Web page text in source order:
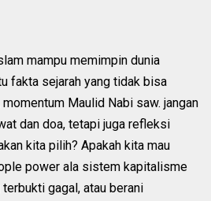
mampu memimpin dunia
fakta sejarah yang tidak bisa
Maulid Nabi saw. jangan
dan doa, tetapi juga refleksi
kita pilih? Apakah kita mau
power ala sistem kapitalisme
gagal, atau berani